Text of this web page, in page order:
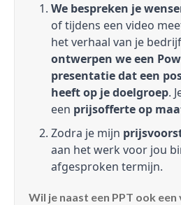
We bespreken je
of tijdens een video
het verhaal van je
ontwerpen we een
presentatie dat een
heeft op je doelgroep.
een prijsofferte op
Zodra je mijn
aan het werk voor jou
afgesproken termijn.
Wil je naast een PPT ook een